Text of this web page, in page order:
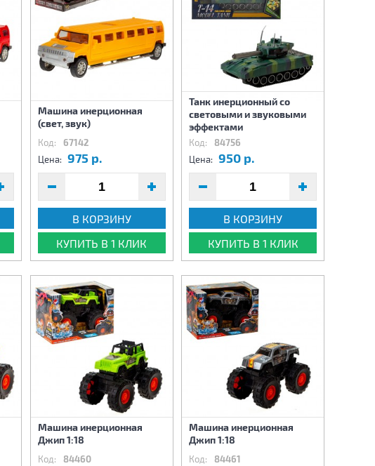
Машина инерционная
(свет, звук)
Код: 67142
Цена: 975 р.
В КОРЗИНУ
КУПИТЬ В 1 КЛИК
Танк инерционный со
световыми и звуковыми
эффектами
Код: 84756
Цена: 950 р.
В КОРЗИНУ
КУПИТЬ В 1 КЛИК
Машина инерционная
Джип 1:18
Код: 84460
Машина инерционная
Джип 1:18
Код: 84461